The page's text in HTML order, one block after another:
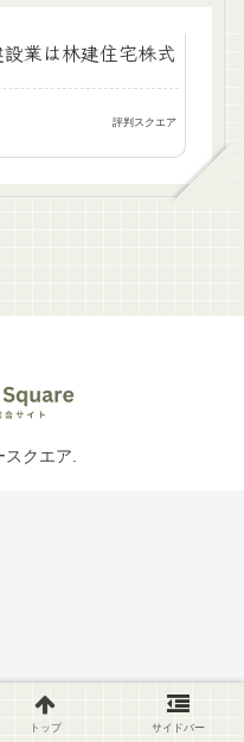
業は林建住宅株式
評判スクエア
クエア.
トップ サイドバー